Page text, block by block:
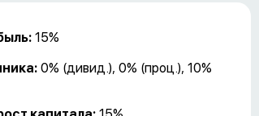
15%
0% (дивид.), 0% (проц.), 10%